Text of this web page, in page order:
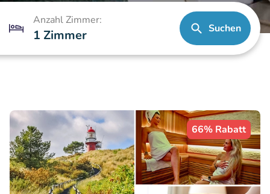
Anzahl Zimmer:
1 Zimmer Suchen
66% Rabatt